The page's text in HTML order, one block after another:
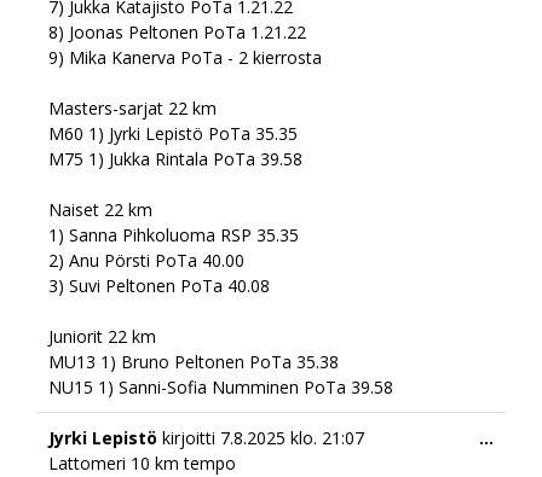
7) Jukka Katajisto PoTa 1.21.22
8) Joonas Peltonen PoTa 1.21.22
9) Mika Kanerva PoTa - 2 kierrosta
Masters-sarjat 22 km
M60 1) Jyrki Lepistö PoTa 35.35
M75 1) Jukka Rintala PoTa 39.58
Naiset 22 km
1) Sanna Pihkoluoma RSP 35.35
2) Anu Pörsti PoTa 40.00
3) Suvi Peltonen PoTa 40.08
Juniorit 22 km
MU13 1) Bruno Peltonen PoTa 35.38
NU15 1) Sanni-Sofia Numminen PoTa 39.58
Jyrki Lepistö kirjoitti 7.8.2025 klo. 21:07
Lattomeri 10 km tempo
...